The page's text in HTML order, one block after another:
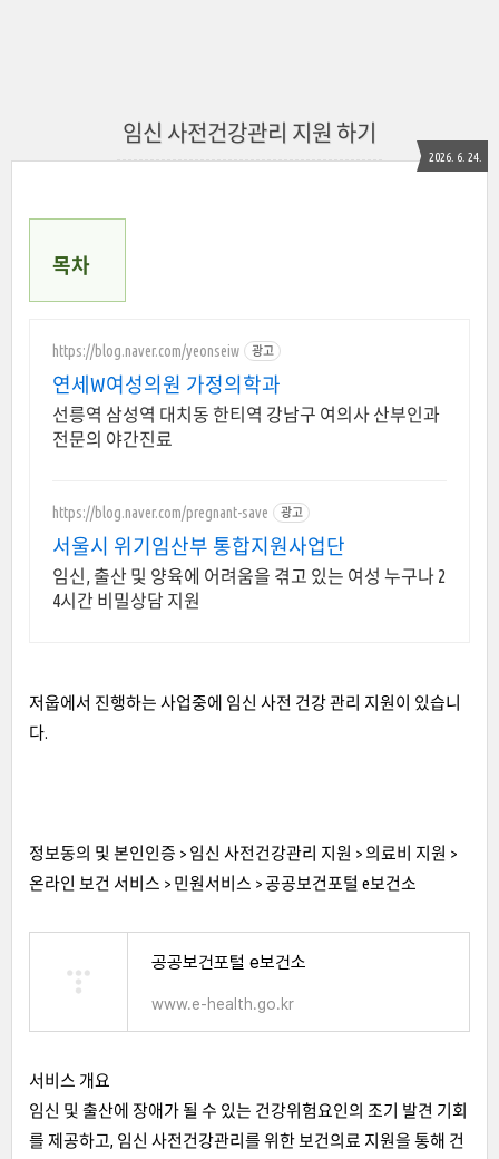
임신 사전건강관리 지원 하기
2026. 6. 24.
목차
https://blog.naver.com/yeonseiw 광고
연세W여성의원 가정의학과
선릉역 삼성역 대치동 한티역 강남구 여의사 산부인과
전문의 야간진료
https://blog.naver.com/pregnant-save 광고
서울시 위기임산부 통합지원사업단
임신, 출산 및 양육에 어려움을 겪고 있는 여성 누구나 2
4시간 비밀상담 지원
저웁에서 진행하는 사업중에 임신 사전 건강 관리 지원이 있습니
다.
정보동의 및 본인인증 > 임신 사전건강관리 지원 > 의료비 지원 >
온라인 보건 서비스 > 민원서비스 > 공공보건포털 e보건소
공공보건포털 e보건소
www.e-health.go.kr
서비스 개요
임신 및 출산에 장애가 될 수 있는 건강위험요인의 조기 발견 기회
를 제공하고, 임신 사전건강관리를 위한 보건의료 지원을 통해 건